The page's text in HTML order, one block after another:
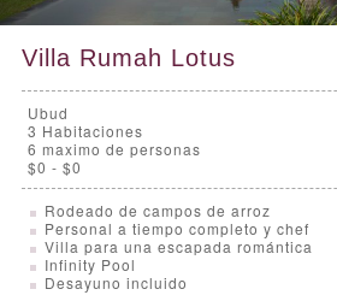
Villa Rumah Lotus
Ubud
3 Habitaciones
6 maximo de personas
$0 - $0
Rodeado de campos de arroz
Personal a tiempo completo y chef
Villa para una escapada romántica
Infinity Pool
Desayuno incluido